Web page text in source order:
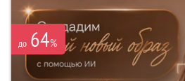
до 64%